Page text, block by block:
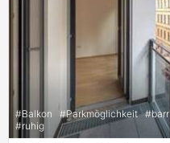
#Balkon #Parkmöglichkeit #
#ruhig